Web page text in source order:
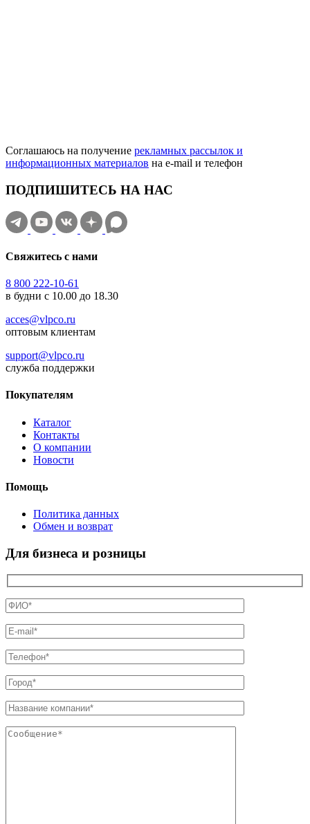
Соглашаюсь на получение рекламных рассылок и
информационных материалов на e‑mail и телефон
ПОДПИШИТЕСЬ НА НАС
Свяжитесь с нами
8 800 222-10-61
в будни с 10.00 до 18.30
acces@vlpco.ru
оптовым клиентам
support@vlpco.ru
служба поддержки
Покупателям
Каталог
Контакты
О компании
Новости
Помощь
Политика данных
Обмен и возврат
Для бизнеса и розницы